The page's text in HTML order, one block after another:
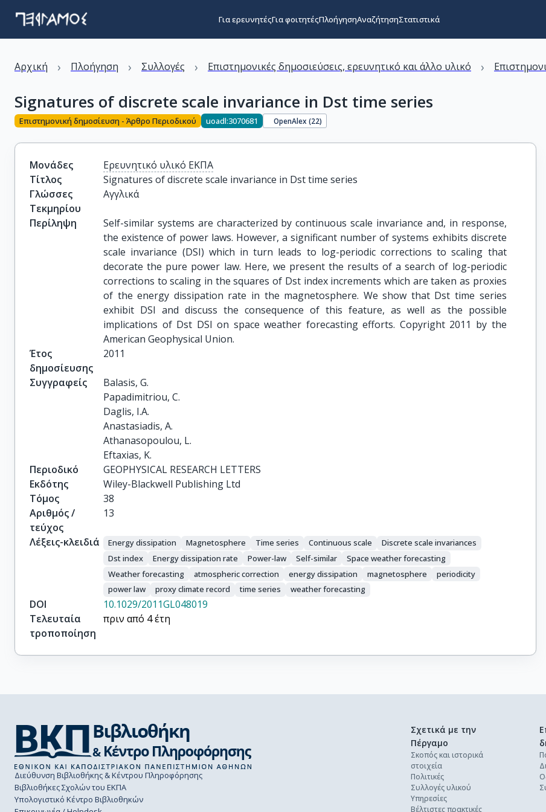
Για ερευνητέςΓια φοιτητέςΠλοήγησηΑναζήτησηΣτατιστικά
Αρχική › Πλοήγηση › Συλλογές › Επιστημονικές δημοσιεύσεις, ερευνητικό και άλλο υλικό ›
Signatures of discrete scale invariance in Dst time series
Επιστημονική δημοσίευση - Άρθρο Περιοδικού uoadl:3070681 OpenAlex (22)
Μονάδες
Ερευνητικό υλικό ΕΚΠΑ
Τίτλος
Signatures of discrete scale invariance in Dst time series
Γλώσσες
Τεκμηρίου
Αγγλικά
Περίληψη
Self-similar systems are characterized by continuous scale invariance and, in response,
the existence of power laws. However, a significant number of systems exhibits discrete
scale invariance (DSI) which in turn leads to log-periodic corrections to scaling that
decorate the pure power law. Here, we present the results of a search of log-periodic
corrections to scaling in the squares of Dst index increments which are taken as proxies
of the energy dissipation rate in the magnetosphere. We show that Dst time series
exhibit DSI and discuss the consequence of this feature, as well as the possible
implications of Dst DSI on space weather forecasting efforts. Copyright 2011 by the
American Geophysical Union.
Έτος
δημοσίευσης
2011
Συγγραφείς
Balasis, G.
Papadimitriou, C.
Daglis, I.A.
Anastasiadis, A.
Athanasopoulou, L.
Eftaxias, K.
Περιοδικό
GEOPHYSICAL RESEARCH LETTERS
Εκδότης
Wiley-Blackwell Publishing Ltd
Τόμος
38
Αριθμός /
τεύχος
13
Λέξεις-κλειδιά Energy dissipation Magnetosphere Time series Continuous scale
Discrete scale invariances
Dst index
Energy dissipation rate Power-law Self-similar
Space weather forecasting
Weather forecasting
atmospheric correction energy dissipation magnetosphere
periodicity
power law
proxy climate record time series weather forecasting
DOI
10.1029/2011GL048019
Τελευταία
τροποποίηση
πριν από 4 έτη
Διεύθυνση Βιβλιοθήκης & Κέντρου Πληροφόρησης
Βιβλιοθήκες Σχολών του ΕΚΠΑ
Υπολογιστικό Κέντρο Βιβλιοθηκών
Σχετικά με την
Πέργαμο
Σκοπός και ιστορικά
στοιχεία
Πολιτικές
Συλλογές υλικού
Υπηρεσίες
Βέλτιστες πρακτικές